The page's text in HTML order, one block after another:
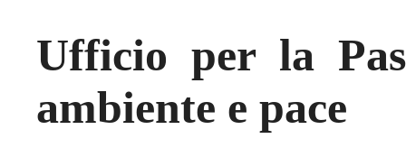
Ufficio per la
ambiente e pace